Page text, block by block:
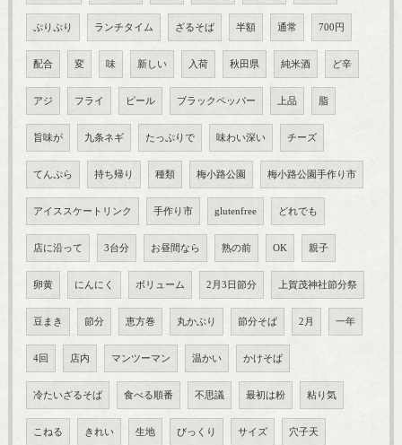
ぷりぷり ランチタイム ざるそば 半額 通常 700円
配合 変 味 新しい 入荷 秋田県 純米酒 ど辛
アジ フライ ピール ブラックペッパー 上品 脂
旨味が 九条ネギ たっぷりで 味わい深い チーズ
てんぷら 持ち帰り 種類 梅小路公園 梅小路公園手作り市
アイススケートリンク 手作り市 glutenfree どれでも
店に沿って 3台分 お昼間なら 熟の前 OK 親子
卵黄 にんにく ボリューム 2月3日節分 上賀茂神社節分祭
豆まき 節分 恵方巻 丸かぶり 節分そば 2月 一年
4回 店内 マンツーマン 温かい かけそば
冷たいざるそば 食べる順番 不思議 最初は粉 粘り気
こねる きれい 生地 びっくり サイズ 穴子天